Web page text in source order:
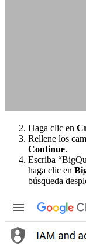
Haga clic en
Rellene los
Continue.
Escriba
haga clic en
búsqueda